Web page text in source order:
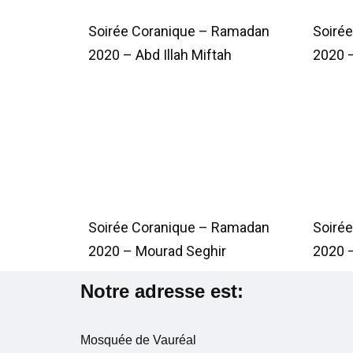
Soirée Coranique – Ramadan
2020 – Abd Illah Miftah
2020
Soirée Coranique – Ramadan
2020 – Mourad Seghir
2020
Notre adresse est:
Mosquée de Vauréal